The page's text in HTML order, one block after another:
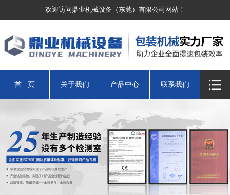
欢迎访问鼎业机械设备（东莞）有限公司网站！
首 页 关于我们 产品中心 联系我们